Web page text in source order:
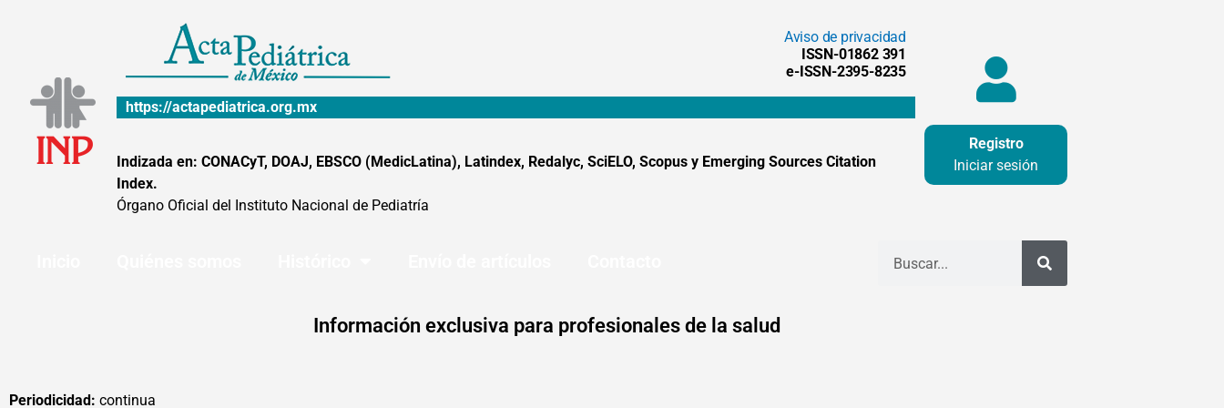
Aviso de privacidad
ISSN-01862 391
e-ISSN-2395-8235
https://actapediatrica.org.mx
Indizada en: CONACyT, DOAJ, EBSCO (MedicLatina), Latindex, Redalyc, SciELO, Scopus y Emerging Sources Citation
Index.
Órgano Oficial del Instituto Nacional de Pediatría
Registro
Iniciar sesión
Información exclusiva para profesionales de la salud
Periodicidad: continua